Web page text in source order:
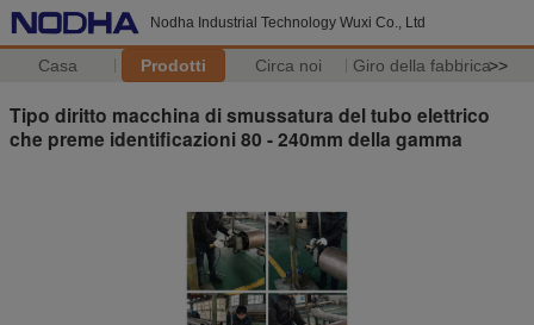
Nodha Industrial Technology Wuxi Co., Ltd
Casa Prodotti Circa noi Giro della fabbrica>>
Tipo diritto macchina di smussatura del tubo elettrico
che preme identificazioni 80 - 240mm della gamma